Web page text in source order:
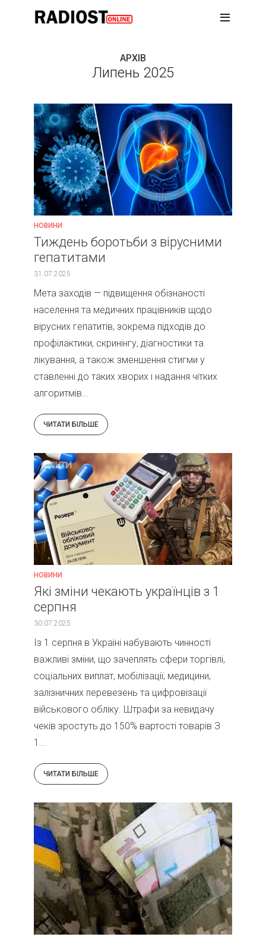
АРХІВ
Липень 2025
НОВИНИ
Тиждень боротьби з вірусними
гепатитами
31.07.2025
Мета заходів — підвищення обізнаності
населення та медичних працівників щодо
вірусних гепатитів, зокрема підходів до
профілактики, скринінгу, діагностики та
лікування, а також зменшення стигми у
ставленні до таких хворих і надання чітких
алгоритмів...
ЧИТАТИ БІЛЬШЕ
НОВИНИ
Які зміни чекають українців з 1
серпня
30.07.2025
Із 1 серпня в Україні набувають чинності
важливі зміни, що зачеплять сфери торгівлі,
соціальних виплат, мобілізації, медицини,
залізничних перевезень та цифровізації
військового обліку. Штрафи за невидачу
чеків зростуть до 150% вартості товарів З
1...
ЧИТАТИ БІЛЬШЕ